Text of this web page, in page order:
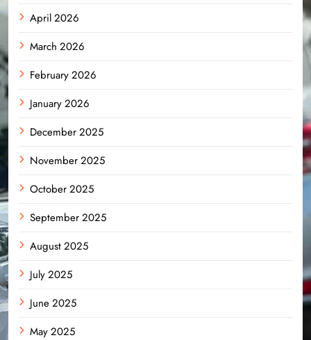
April 2026
March 2026
February 2026
January 2026
December 2025
November 2025
October 2025
September 2025
August 2025
July 2025
June 2025
May 2025